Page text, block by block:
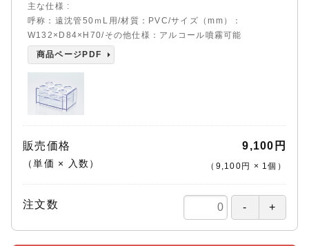
主な仕様
呼称：遠沈管50ｍL用/材質：PVC/サイズ（mm）：
W132×D84×H70/その他仕様：アルコール噴霧可能
商品ページPDF
販売価格
（単価 × 入数）
9,100円
（ 9,100円 × 1個 ）
注文数